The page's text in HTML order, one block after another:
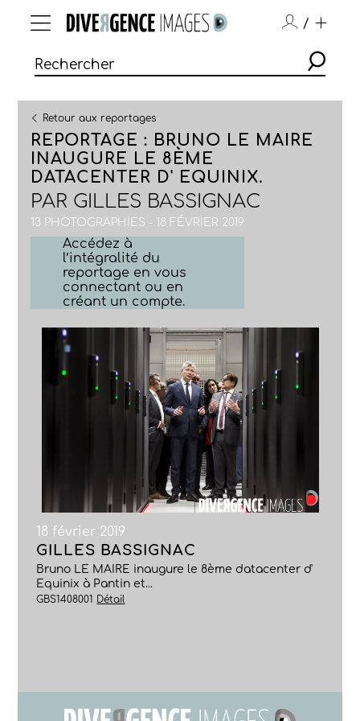
/
Retour aux reportages
REPORTAGE : BRUNO LE MAIRE
INAUGURE LE 8ÈME
DATACENTER D' EQUINIX.
PAR GILLES BASSIGNAC
13 PHOTOGRAPHIES - 18 FÉVRIER 2019
Accédez à
l’intégralité du
reportage en vous
connectant ou en
créant un compte.
18 février 2019
GILLES BASSIGNAC
Bruno LE MAIRE inaugure le 8ème datacenter d'
Equinix à Pantin et...
GBS1408001 Détail